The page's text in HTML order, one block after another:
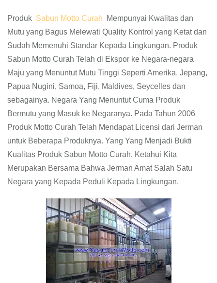
Produk Sabun Motto Curah
Mempunyai Kwalitas dan
Mutu yang Bagus Melewati Quality Kontrol yang Ketat dan
Sudah Memenuhi Standar Kepada Lingkungan. Produk
Sabun Motto Curah Telah di Ekspor ke Negara-negara
Maju yang Menuntut Mutu Tinggi Seperti Amerika, Jepang,
Papua Nugini, Samoa, Fiji, Maldives, Seycelles dan
sebagainya. Negara Yang Menuntut Cuma Produk
Bermutu yang Masuk ke Negaranya. Pada Tahun 2006
Produk Motto Curah Telah Mendapat Licensi dari Jerman
untuk Beberapa Produknya. Yang Yang Menjadi Bukti
Kualitas Produk Sabun Motto Curah. Ketahui Kita
Merupakan Bersama Bahwa Jerman Amat Salah Satu
Negara yang Kepada Peduli Kepada Lingkungan.